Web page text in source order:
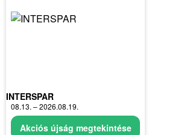
INTERSPAR
08.13. – 2026.08.19.
Akciós újság megtekintése